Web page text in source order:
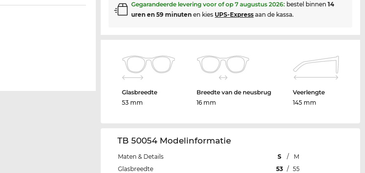
Gegarandeerde levering voor of op7 augustus 2026: bestel binnen14
uren en 59 minuten en kies UPS-Express aan de kassa.
Glasbreedte
53 mm
Breedte van de neusbrug
16 mm
Veerlengte
145 mm
TB 50054 Modelinformatie
Maten & Details S /
M
Glasbreedte
53 / 55